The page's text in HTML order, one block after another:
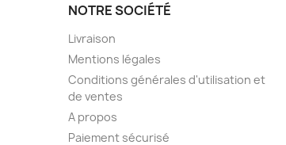
NOTRE SOCIÉTÉ
Livraison
Mentions légales
Conditions générales d'utilisation et
de ventes
A propos
Paiement sécurisé